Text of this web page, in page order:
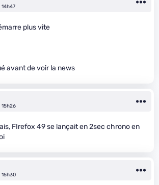
14h47
plus vite
avant de voir la news
15h26
FIrefox 49 se lançait en 2sec chrono en
15h30